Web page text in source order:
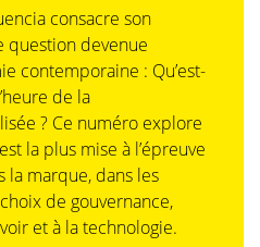
consacre son
question devenue
contemporaine : Qu’est-
de la
? Ce numéro explore
la plus mise à l’épreuve
la marque, dans les
de gouvernance,
et à la technologie.